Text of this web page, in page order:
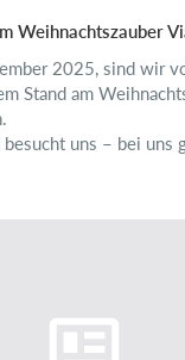
Weihnachtszauber
2025, sind wir
Stand am
uns – bei uns